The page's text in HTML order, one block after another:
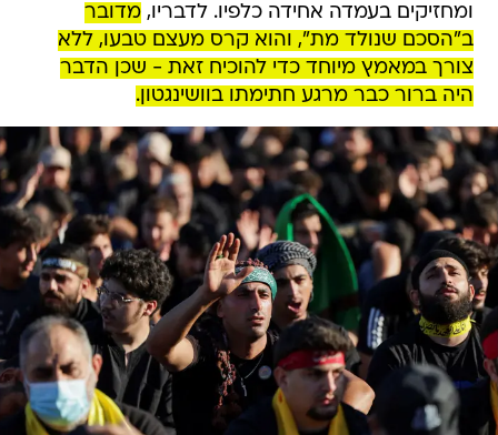
ומחזיקים בעמדה אחידה כלפיו. לדבריו,מדובר
ב"הסכם שנולד מת", והוא קרס מעצם טבעו, ללא
צורך במאמץ מיוחד כדי להוכיח זאת - שכן הדבר
היה ברור כבר מרגע חתימתו בוושינגטון.